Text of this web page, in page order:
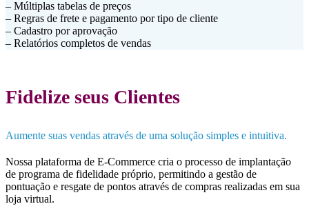
– Múltiplas tabelas de preços
– Regras de frete e pagamento por tipo de cliente
– Cadastro por aprovação
– Relatórios completos de vendas
Fidelize seus Clientes
Aumente suas vendas através de uma solução simples e intuitiva.
Nossa plataforma de E-Commerce cria o processo de implantação
de programa de fidelidade próprio, permitindo a gestão de
pontuação e resgate de pontos através de compras realizadas em sua
loja virtual.